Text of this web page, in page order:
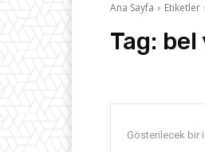
Ana Sayfa Etiketler
Tag: bel
Gösterilecek bir